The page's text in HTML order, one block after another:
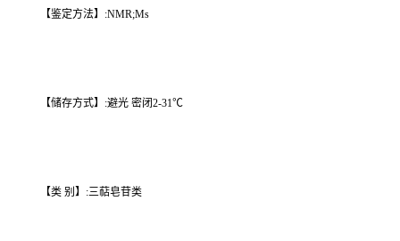
【鉴定方法】:NMR;Ms
【储存方式】:避光 密闭2-31℃
【类 别】:三萜皂苷类